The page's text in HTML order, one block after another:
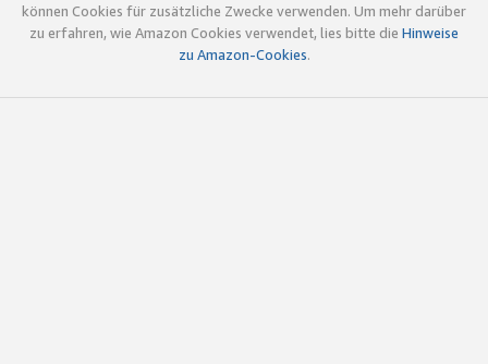
können Cookies für zusätzliche Zwecke verwenden. Um mehr darüber
zu erfahren, wie Amazon Cookies verwendet, lies bitte die Hinweise
zu Amazon-Cookies.